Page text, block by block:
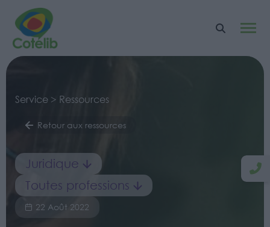
Service > Ressources
Retour aux ressources
Juridique
Toutes professions
22 Août 2022